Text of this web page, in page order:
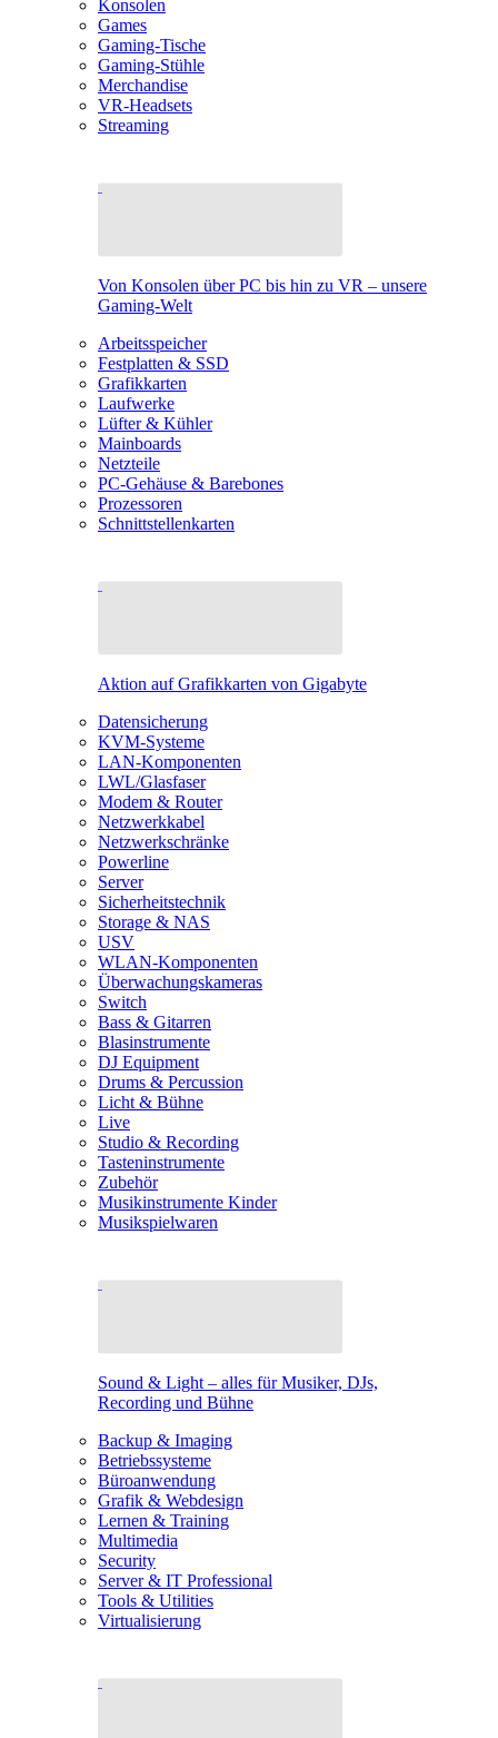
Konsolen
Games
Gaming-Tische
Gaming-Stühle
Merchandise
VR-Headsets
Streaming
Von Konsolen über PC bis hin zu VR – unsere
Gaming-Welt
Arbeitsspeicher
Festplatten & SSD
Grafikkarten
Laufwerke
Lüfter & Kühler
Mainboards
Netzteile
PC-Gehäuse & Barebones
Prozessoren
Schnittstellenkarten
Aktion auf Grafikkarten von Gigabyte
Datensicherung
KVM-Systeme
LAN-Komponenten
LWL/Glasfaser
Modem & Router
Netzwerkkabel
Netzwerkschränke
Powerline
Server
Sicherheitstechnik
Storage & NAS
USV
WLAN-Komponenten
Überwachungskameras
Switch
Bass & Gitarren
Blasinstrumente
DJ Equipment
Drums & Percussion
Licht & Bühne
Live
Studio & Recording
Tasteninstrumente
Zubehör
Musikinstrumente Kinder
Musikspielwaren
Sound & Light – alles für Musiker, DJs,
Recording und Bühne
Backup & Imaging
Betriebssysteme
Büroanwendung
Grafik & Webdesign
Lernen & Training
Multimedia
Security
Server & IT Professional
Tools & Utilities
Virtualisierung